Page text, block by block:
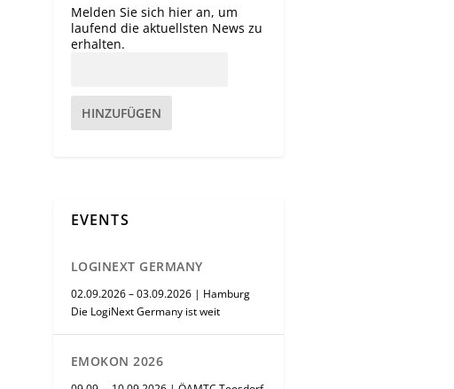
Melden Sie sich hier an, um
laufend die aktuellsten News zu
erhalten.
HINZUFÜGEN
EVENTS
LOGINEXT GERMANY
02.09.2026 – 03.09.2026 | Hamburg
Die LogiNext Germany ist weit
EMOKON 2026